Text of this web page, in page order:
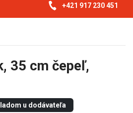
+421 917 230 451
35 cm čepeľ,
u dodávateľa